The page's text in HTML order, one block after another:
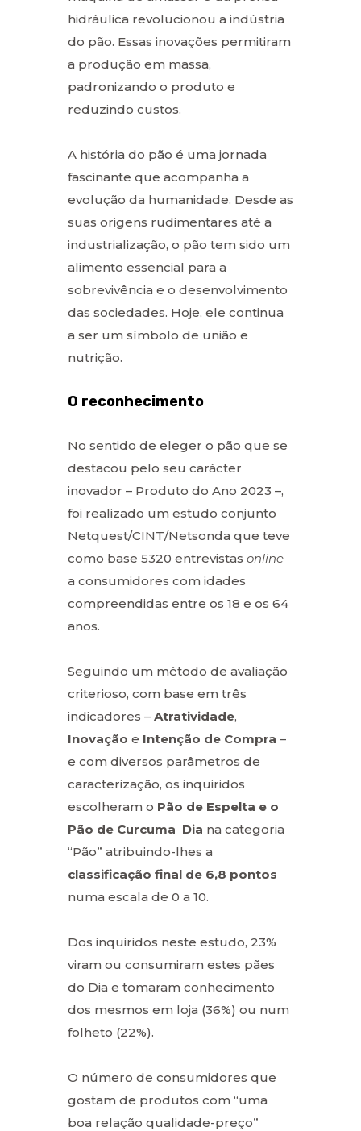
hidráulica revolucionou a indústria
do pão. Essas inovações permitiram
a produção em massa,
padronizando o produto e
reduzindo custos.
A história do pão é uma jornada
fascinante que acompanha a
evolução da humanidade. Desde as
suas origens rudimentares até a
industrialização, o pão tem sido um
alimento essencial para a
sobrevivência e o desenvolvimento
das sociedades. Hoje, ele continua
a ser um símbolo de união e
nutrição.
O reconhecimento
No sentido de eleger o pão que se
destacou pelo seu carácter
inovador – Produto do Ano 2023 –,
foi realizado um estudo conjunto
Netquest/CINT/Netsonda que teve
como base 5320 entrevistas online
a consumidores com idades
compreendidas entre os 18 e os 64
anos.
Seguindo um método de avaliação
criterioso, com base em três
indicadores – Atratividade,
Inovação e Intenção de Compra –
e com diversos parâmetros de
caracterização, os inquiridos
escolheram o Pão de Espelta e o
Pão de Curcuma Dia na categoria
“Pão” atribuindo-lhes a
classificação final de 6,8 pontos
numa escala de 0 a 10.
Dos inquiridos neste estudo, 23%
viram ou consumiram estes pães
do Dia e tomaram conhecimento
dos mesmos em loja (36%) ou num
folheto (22%).
O número de consumidores que
gostam de produtos com “uma
boa relação qualidade-preço”